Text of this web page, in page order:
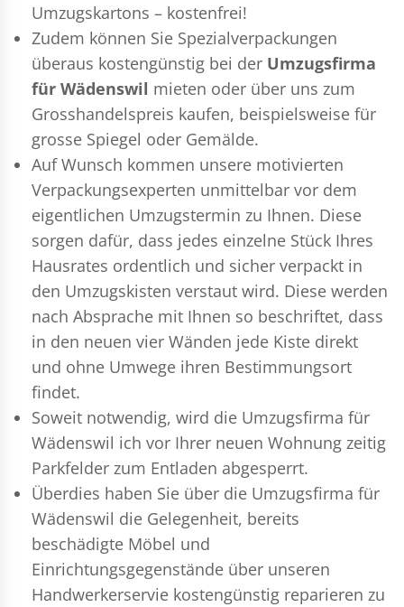
Umzugskartons – kostenfrei!
Zudem können Sie Spezialverpackungen
überaus kostengünstig bei der Umzugsfirma
für Wädenswil mieten oder über uns zum
Grosshandelspreis kaufen, beispielsweise für
grosse Spiegel oder Gemälde.
Auf Wunsch kommen unsere motivierten
Verpackungsexperten unmittelbar vor dem
eigentlichen Umzugstermin zu Ihnen. Diese
sorgen dafür, dass jedes einzelne Stück Ihres
Hausrates ordentlich und sicher verpackt in
den Umzugskisten verstaut wird. Diese werden
nach Absprache mit Ihnen so beschriftet, dass
in den neuen vier Wänden jede Kiste direkt
und ohne Umwege ihren Bestimmungsort
findet.
Soweit notwendig, wird die Umzugsfirma für
Wädenswil ich vor Ihrer neuen Wohnung zeitig
Parkfelder zum Entladen abgesperrt.
Überdies haben Sie über die Umzugsfirma für
Wädenswil die Gelegenheit, bereits
beschädigte Möbel und
Einrichtungsgegenstände über unseren
Handwerkerservie kostengünstig reparieren zu